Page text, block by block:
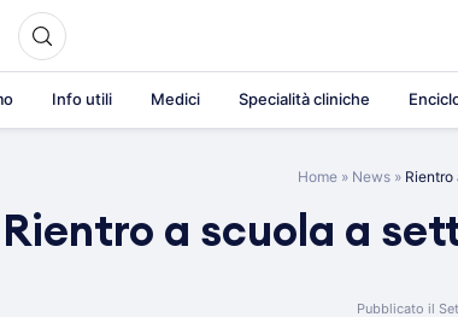
Info utili Medici Specialità cliniche
Home » News »
Rientro a scuola a
Pubblicato il